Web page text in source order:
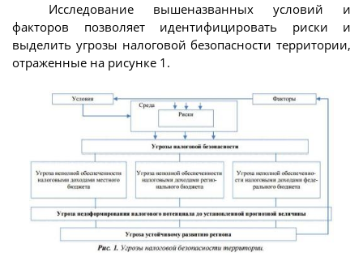
Исследование вышеназванных условий и
факторов позволяет идентифицировать риски и
выделить угрозы налоговой безопасности территории,
отраженные на рисунке 1.